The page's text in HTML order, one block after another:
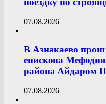
поездку по
07.08.2026
В Азнакаево
епископа Мефодия
района Айдаром
07.08.2026